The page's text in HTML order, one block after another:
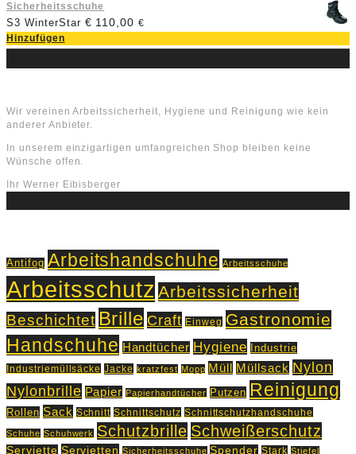
Sicherheitsschuhe
S3 WinterStar € 110,00 €
Hinzufügen
Wir vereinen Arbeitssicherheit, Hygiene und Reinigung wie kein
anderer Anbieter.
In unserem einzigartigen umfangreichen Shop bleiben keine
Wünsche offen.
Ihr Werner Eibisberger
Antifog Arbeitshandschuhe Arbeitsschuhe
Arbeitsschutz Arbeitssicherheit
Beschichtet Brille Craft Einweg Gastronomie
Handschuhe Handtücher Hygiene Industrie
Industriemüllsäcke Jacke kratzfest Mopp Müll Müllsack Nylon
Nylonbrille Papier Papierhandtücher Putzen Reinigung
Rollen Sack Schnitt Schnittschutz Schnittschutzhandschuhe
Schuhe Schuhwerk Schutzbrille Schweißerschutz
Serviette Servietten Sicherheitsschuhe Spender Stark Stiefel